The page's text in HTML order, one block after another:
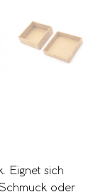
Eignet sich
oder